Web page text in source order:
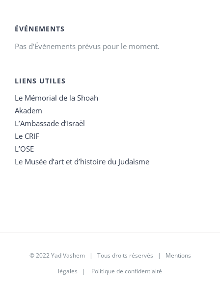
ÉVÉNEMENTS
Pas d'Évènements prévus pour le moment.
LIENS UTILES
Le Mémorial de la Shoah
Akadem
L’Ambassade d’Israël
Le CRIF
L’OSE
Le Musée d’art et d’histoire du Judaïsme
© 2022 Yad Vashem | Tous droits réservés | Mentions
légales | Politique de confidentialté